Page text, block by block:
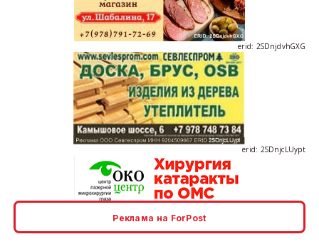
erid: 2SDnjdvhGXG
Реклама на ForPost